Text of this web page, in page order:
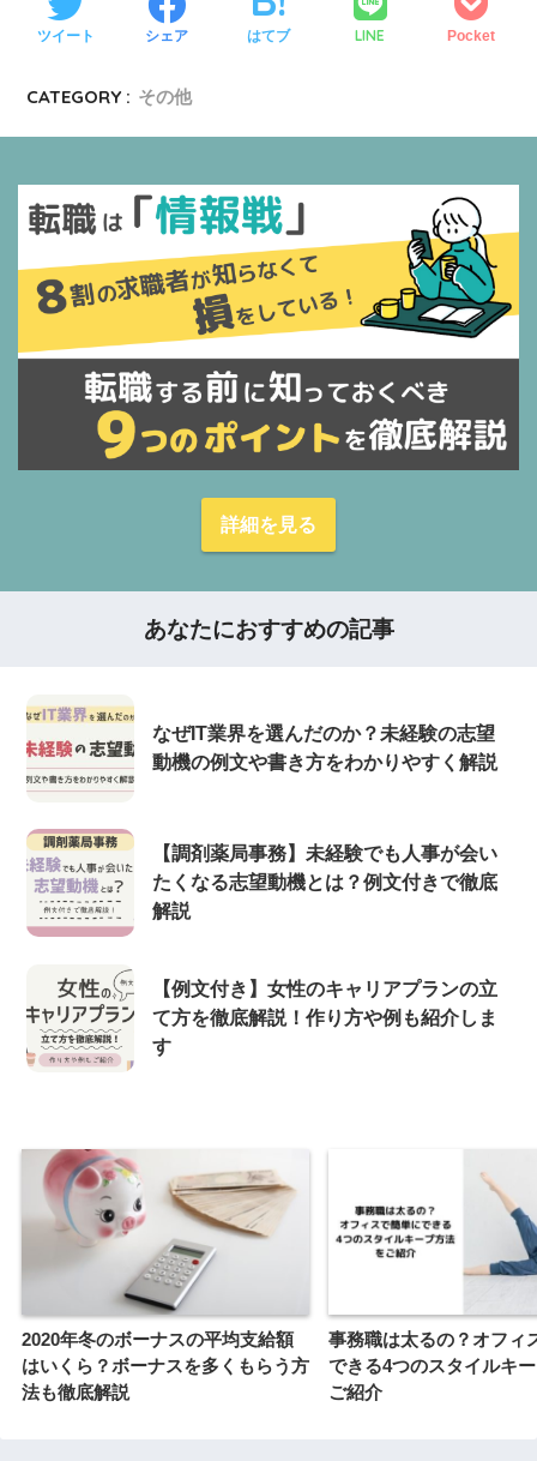
ツイート シェア はてブ LINE Pocket
CATEGORY : その他
詳細を見る
あなたにおすすめの記事
なぜIT業界を選んだのか？未経験の志望
動機の例文や書き方をわかりやすく解説
【調剤薬局事務】未経験でも人事が会い
たくなる志望動機とは？例文付きで徹底
解説
【例文付き】女性のキャリアプランの立
て方を徹底解説！作り方や例も紹介しま
す
2020年冬のボーナスの平均支給額
はいくら？ボーナスを多くもらう方
法も徹底解説
事務職は太るの？オフィ
できる4つのスタイルキ
ご紹介